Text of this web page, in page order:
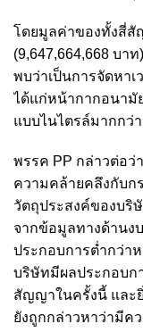
โดยมูลค่าของทั้งสี่สั
(9,647,664,668 บ
พบว่าเป็นการจัดหา
ได้แก่หน้ากากอนามั
แบบไนไตรล์มากกว่
พรรค PP กล่าวต่อ
ความคล้ายคลึงกับก
วัตถุประสงค์ของบริ
จากข้อมูลทางด้านง
ประกอบการต่ำกว่า
บริษัทมีผลประกอบก
สัญญาในครั้งนี้ และ
ยังถูกกล่าวหาว่ามีค